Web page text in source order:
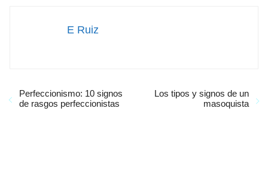
E Ruiz
Perfeccionismo: 10 signos
de rasgos perfeccionistas
Los tipos y signos de un
masoquista